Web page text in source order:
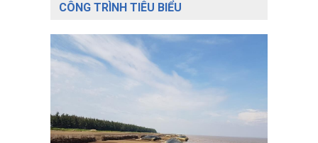
CÔNG TRÌNH TIÊU BIỂU